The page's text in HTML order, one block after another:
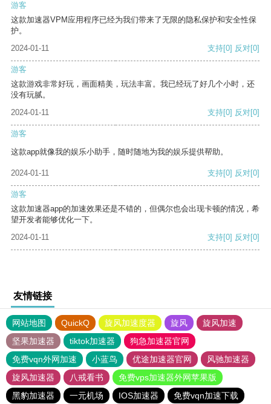
游客
这款加速器VPM应用程序已经为我们带来了无限的隐私保护和安全性保
护。
2024-01-11
支持[0] 反对[0]
游客
这款游戏非常好玩，画面精美，玩法丰富。我已经玩了好几个小时，还
没有玩腻。
2024-01-11
支持[0] 反对[0]
游客
这款app就像我的娱乐小助手，随时随地为我的娱乐提供帮助。
2024-01-11 支持[0] 反对[0]
游客
这款加速器app的加速效果还是不错的，但偶尔也会出现卡顿的情况，希
望开发者能够优化一下。
2024-01-11
支持[0] 反对[0]
友情链接
网站地图 QuickQ 旋风加速度器 旋风
旋风加速
坚果加速器
tiktok加速器
狗急加速器官网
免费vqn外网加速
小蓝鸟 优途加速器官网
风驰加速器
旋风加速器
八戒看书
免费vps加速器外网苹果版
黑豹加速器
一元机场 IOS加速器 免费vqn加速下载